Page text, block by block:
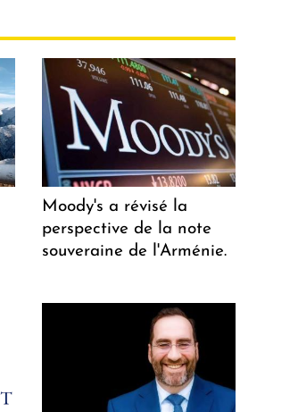
Moody's a révisé la
perspective de la note
souveraine de l'Arménie.